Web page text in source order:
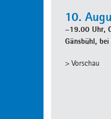
10.
–19.00 Uhr,
Gänsbühl,
> Vorschau